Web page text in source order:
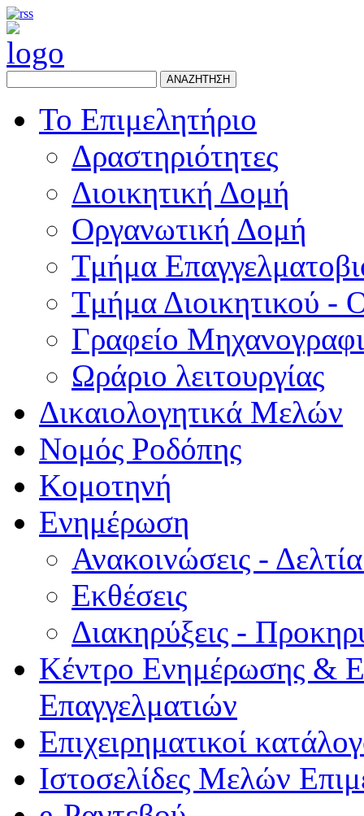
ΑΝΑΖΗΤΗΣΗ
Το Επιμελητήριο
Δραστηριότητες
Διοικητική Δομή
Οργανωτική Δομή
Τμήμα
Τμήμα Διοικητικού -
Γραφείο
Ωράριο λειτουργίας
Δικαιολογητικά Μελών
Νομός Ροδόπης
Κομοτηνή
Ενημέρωση
Ανακοινώσεις -
Εκθέσεις
Διακηρύξεις -
Κέντρο Ενημέρωσης &
Επαγγελματιών
Επιχειρηματικοί
Ιστοσελίδες Μελών